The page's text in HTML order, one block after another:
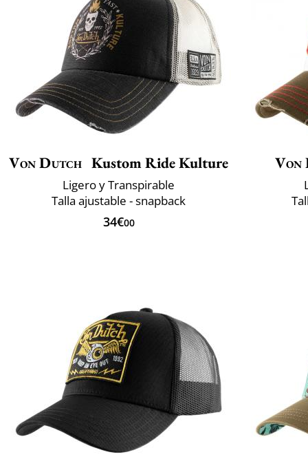
Von Dutch Kustom Ride Kulture
Ligero y Transpirable
Talla ajustable - snapback
34€00
Von